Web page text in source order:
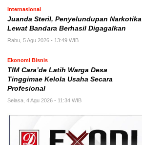
Internasional
Juanda Steril, Penyelundupan Narkotika
Lewat Bandara Berhasil Digagalkan
Rabu, 5 Agu 2026 - 13:49 WIB
Ekonomi Bisnis
TIM Cara’de Latih Warga Desa
Tinggimae Kelola Usaha Secara
Profesional
Selasa, 4 Agu 2026 - 11:34 WIB